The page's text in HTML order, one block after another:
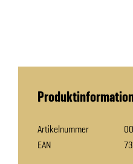
Artikelnummer
EAN